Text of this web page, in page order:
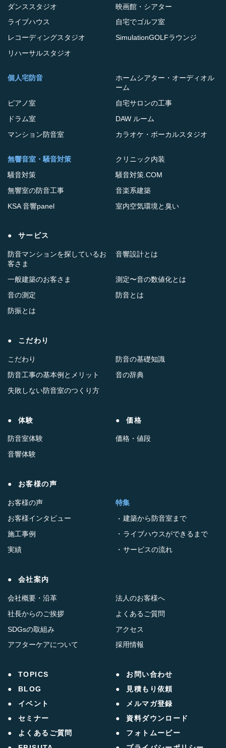
ダンススタジオ
ライブハウス
レコーディングスタジオ
リハーサルスタジオ
映画館・シアター
自宅でゴルフ室
SimulationGOLFラウンジ
個人宅防音
ピアノ室
ドラム室
マンション防音室
ホームシアター・オーディオル
ーム
自宅サロンの工事
DAW ルーム
カラオケ・ボーカルスタジオ
無響音室・騒音対策
騒音対策
無響室の防音工事
KSA 音響panel
室内空気環境と臭い
クリニック内装
騒音対策.COM
音楽系建築
サービス
防音マンションを探しているお
客さま
一般建築のお客さま
音の測定
防音とは
防振とは
音響設計とは
測定〜音の数値化とは
こだわり
こだわり
防音工事の基本例とメリット
失敗しない防音室のつくり方
防音の基礎知識
音の辞典
体験
防音室体験
音響体験
価格
価格・値段
お客様の声
お客様の声
お客様インタビュー
施工事例
実績
特集
建築から防音室まで
ライブハウスができるまで
サービスの流れ
会社案内
会社概要・沿革
社長からのご挨拶
SDGsの取組み
アフターケアについて
法人のお客様へ
よくあるご質問
アクセス
採用情報
TOPICS
BLOG
イベント
セミナー
よくあるご質問
お問い合わせ
見積もり依頼
メルマガ登録
資料ダウンロード
フォトムービー